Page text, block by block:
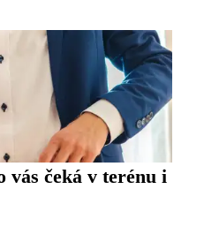
vás čeká v terénu i